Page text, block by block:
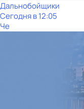
Дальнобойщики
Сегодня в 12:05
Че